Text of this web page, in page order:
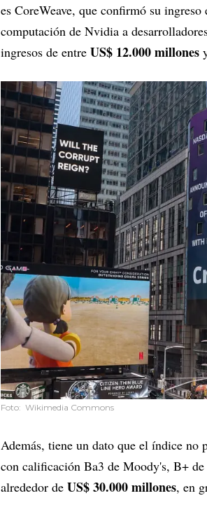
es CoreWeave, que confirmó su ingreso
computación de Nvidia a
ingresos de entre US$ 12.000 millones
Foto: Wikimedia Commons
Además, tiene un dato que el índice
con calificación Ba3 de Moody's, B+
alrededor de US$ 30.000 millones, en